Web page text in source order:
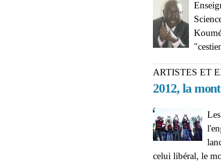
ARTISTES ET
2012, la
celui libéral, le